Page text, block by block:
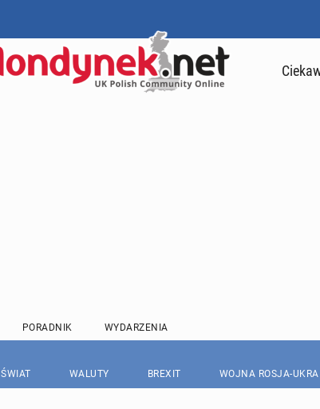
PORADNIK WYDARZENIA
ŚWIAT WALUTY BREXIT WOJNA ROSJA-